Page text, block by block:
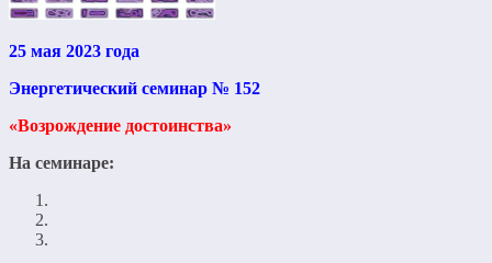
25 мая 2023 года
Энергетический семинар № 152
«Возрождение достоинства»
На семинаре: